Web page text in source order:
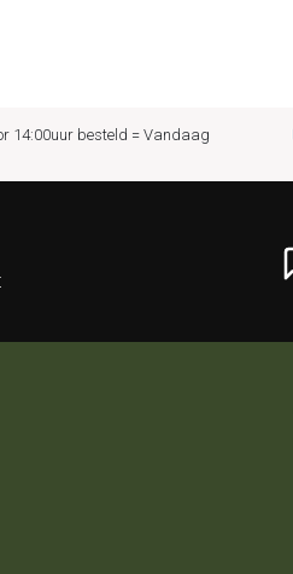
14:00uur besteld = Vandaag